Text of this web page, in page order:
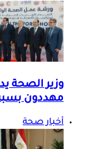
مهددون
أخبار صحة